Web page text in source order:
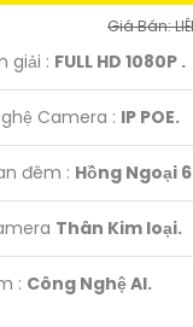
Giá Bán:
giải : FULL HD 1080P .
Camera : IP POE.
đêm : Hồng Ngoại
Thân Kim loại.
: Công Nghệ AI.